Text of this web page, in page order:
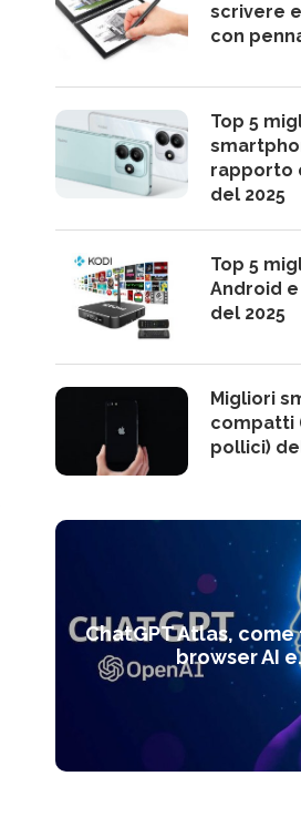
scrivere
con
Top 5
rapporto
del 2025
Top 5
Android
del 2025
Migliori
compatti
pollici)
ChatGPT Atlas,
browser AI